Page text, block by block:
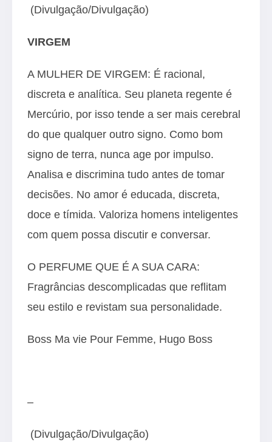
(Divulgação/Divulgação)
VIRGEM
A MULHER DE VIRGEM: É racional,
discreta e analítica. Seu planeta regente é
Mercúrio, por isso tende a ser mais cerebral
do que qualquer outro signo. Como bom
signo de terra, nunca age por impulso.
Analisa e discrimina tudo antes de tomar
decisões. No amor é educada, discreta,
doce e tímida. Valoriza homens inteligentes
com quem possa discutir e conversar.
O PERFUME QUE É A SUA CARA:
Fragrâncias descomplicadas que reflitam
seu estilo e revistam sua personalidade.
Boss Ma vie Pour Femme, Hugo Boss
–
(Divulgação/Divulgação)